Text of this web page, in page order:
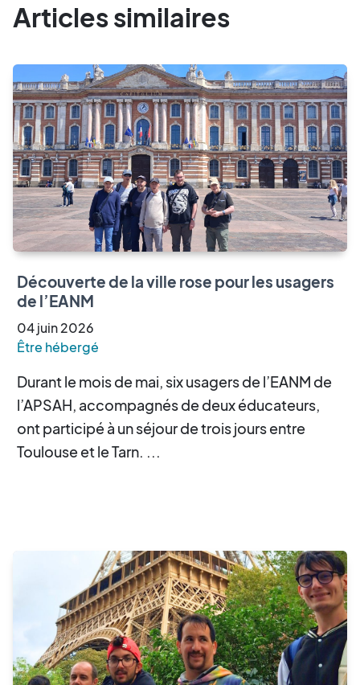
Articles similaires
Découverte de la ville rose pour les usagers
de l’EANM
04juin2026
Être hébergé
Durant le mois de mai, six usagers de l’EANM de
l’APSAH, accompagnés de deux éducateurs,
ont participé à un séjour de trois jours entre
Toulouse et le Tarn. ...